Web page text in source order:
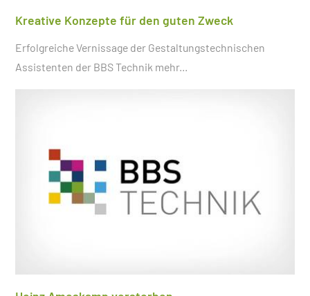
Kreative Konzepte für den guten Zweck
Erfolgreiche Vernissage der Gestaltungstechnischen
Assistenten der BBS Technik mehr...